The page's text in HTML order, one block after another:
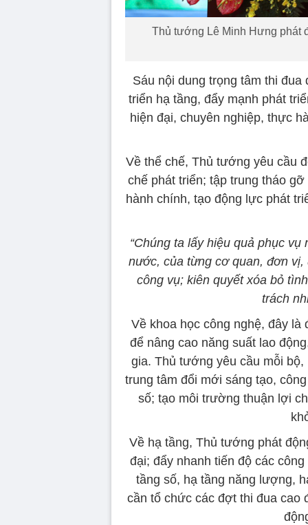
Thủ tướng Lê Minh Hưng phát
Sáu nội dung trọng tâm thi
triển hạ tầng, đẩy mạnh phát
hiện đại, chuyên nghiệp, thực
Về thể chế, Thủ tướng yêu cầu
chế phát triển; tập trung tháo
hành chính, tạo động lực phát
“Chúng ta lấy hiệu quả phục
nước, của từng cơ quan, đơn
công vụ; kiên quyết xóa bỏ
trách
Về khoa học công nghệ, đây
để nâng cao năng suất lao
gia. Thủ tướng yêu cầu mỗi
trung tâm đổi mới sáng tạo,
số; tạo môi trường thuận lợi
Về hạ tầng, Thủ tướng phát
đại; đẩy nhanh tiến độ các
tầng số, hạ tầng năng lượng,
cần tổ chức các đợt thi đua cao